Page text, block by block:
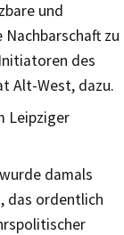
und
zu
des
Alt-West, dazu.
Leipziger
damals
das ordentlich